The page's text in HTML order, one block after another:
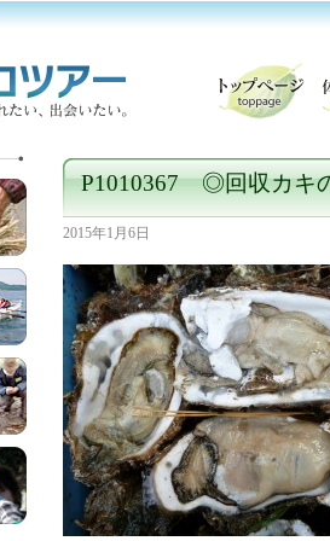
P1010367 ◎回収カキ
2015年1月6日